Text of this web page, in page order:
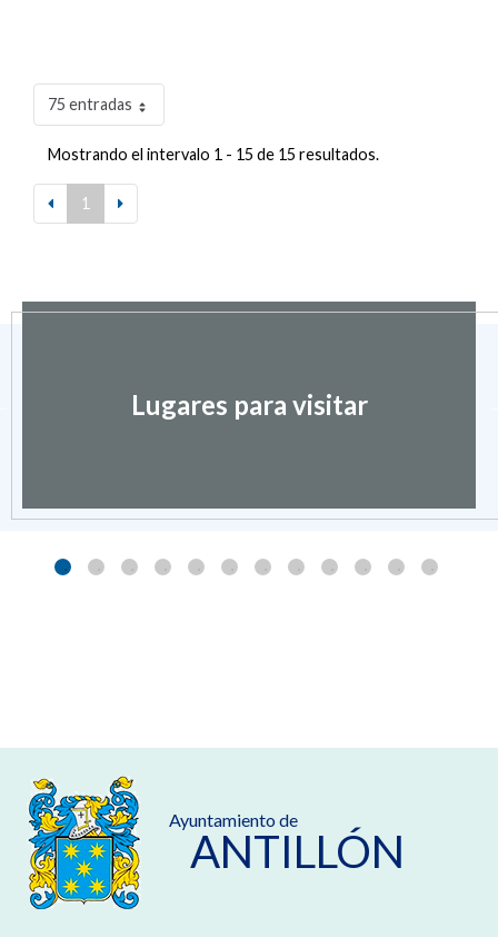
75 entradas
Mostrando el intervalo 1 - 15 de 15 resultados.
1
Lugares para visitar
Ayuntamiento de
ANTILLÓN